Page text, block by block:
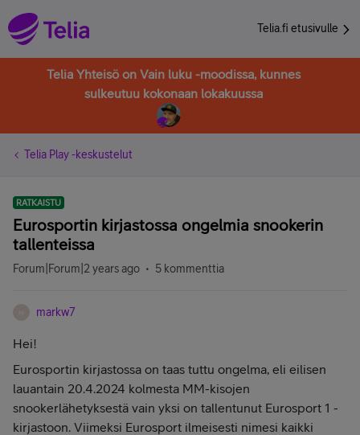
Telia.fi etusivulle
Telia Yhteisö on Vain luku -moodissa, kunnes
sulkeutuu kokonaan lokakuussa
Telia Play -keskustelut
RATKAISTU
Eurosportin kirjastossa ongelmia snookerin
tallenteissa
Forum|Forum|2 years ago 5 kommenttia
markw7
Hei!
Eurosportin kirjastossa on taas tuttu ongelma, eli eilisen
lauantain 20.4.2024 kolmesta MM-kisojen
snookerlähetyksestä vain yksi on tallentunut Eurosport 1 -
kirjastoon. Viimeksi Eurosport ilmeisesti nimesi kaikki